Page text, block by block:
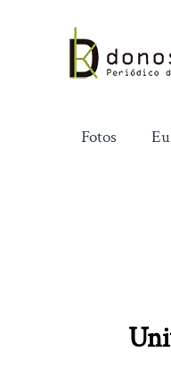
contenido
Fotos